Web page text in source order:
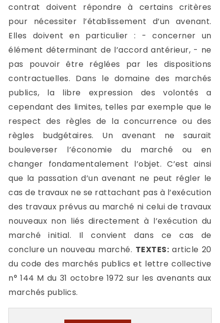
contrat doivent répondre à certains critères
pour nécessiter l’établissement d’un avenant.
Elles doivent en particulier : - concerner un
élément déterminant de l’accord antérieur, - ne
pas pouvoir être réglées par les dispositions
contractuelles. Dans le domaine des marchés
publics, la libre expression des volontés a
cependant des limites, telles par exemple que le
respect des règles de la concurrence ou des
règles budgétaires. Un avenant ne saurait
bouleverser l’économie du marché ou en
changer fondamentalement l’objet. C’est ainsi
que la passation d’un avenant ne peut régler le
cas de travaux ne se rattachant pas à l’exécution
des travaux prévus au marché ni celui de travaux
nouveaux non liés directement à l’exécution du
marché initial. Il convient dans ce cas de
conclure un nouveau marché. TEXTES: article 20
du code des marchés publics et lettre collective
n° 144 M du 31 octobre 1972 sur les avenants aux
marchés publics.